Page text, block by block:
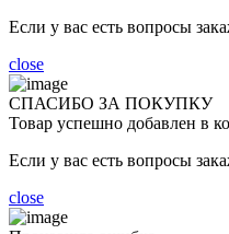
Если у вас есть вопросы
close
СПАСИБО ЗА ПОКУПКУ
Товар успешно добавлен в
Если у вас есть вопросы
close